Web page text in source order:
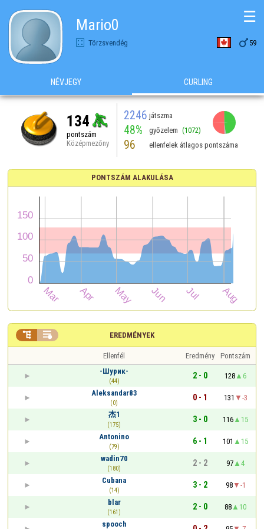
Mario0
Törzsvendég  59
☰
NÉVJEGY CURLING
134
pontszám
Középmezőny
2246 játszma
48% győzelem (1072)
96 ellenfelek átlagos pontszáma
PONTSZÁM ALAKULÁSA
EREDMÉNYEK
 
Ellenfél Eredmény
Pontszám
-Шурик-
(44)
2 - 0 128
6
Aleksandar83
(0)
0 - 1 131
-3
杰1
(175)
3 - 0 116
15
Antonino
(79)
6 - 1 101
15
wadin70
(180)
2 - 2 97
4
Cubana
(14)
3 - 2 98
-1
blar
(161)
2 - 0 88
10
spooch